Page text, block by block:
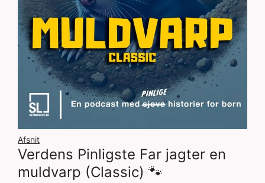
Afsnit
Verdens Pinligste Far jagter en
muldvarp (Classic) 🐾